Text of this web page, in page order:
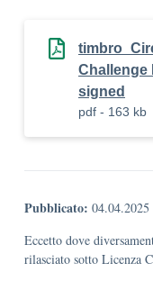
Challenge
signed
pdf - 163 kb
Pubblicato: 04.04.2025
Eccetto dove
rilasciato sotto Licenza